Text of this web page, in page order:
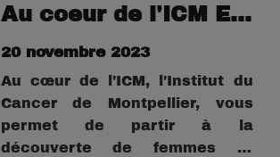
réceptionnistes ou aide-
sont poignants, drôles et
émouvants.
Au coeur de l'ICM Ep 2 Candice
20 novembre 2023
Au cœur de l'ICM, l'Institut du
Cancer de Montpellier, vous
permet de partir à la
découverte de femmes et